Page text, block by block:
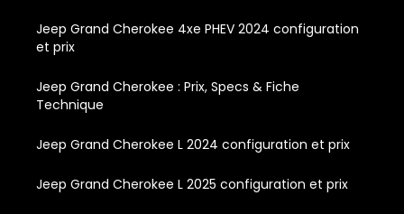
Jeep Grand Cherokee 4xe PHEV 2024 configuration
et prix
Jeep Grand Cherokee : Prix, Specs & Fiche
Technique
Jeep Grand Cherokee L 2024 configuration et prix
Jeep Grand Cherokee L 2025 configuration et prix